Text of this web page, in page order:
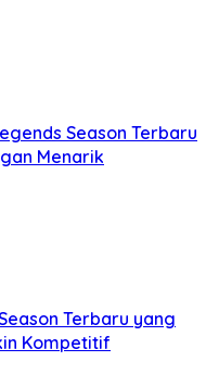
Season Terbaru
Menarik
Terbaru yang
Kompetitif